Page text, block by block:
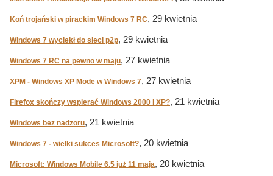
Koń trojański w pirackim Windows 7 RC, 29 kwietnia
Windows 7 wyciekł do sieci p2p, 29 kwietnia
Windows 7 RC na pewno w maju, 27 kwietnia
XPM - Windows XP Mode w Windows 7, 27 kwietnia
Firefox skończy wspierać Windows 2000 i XP?, 21 kwietnia
Windows bez nadzoru, 21 kwietnia
Windows 7 - wielki sukces Microsoft?, 20 kwietnia
Microsoft: Windows Mobile 6.5 już 11 maja, 20 kwietnia